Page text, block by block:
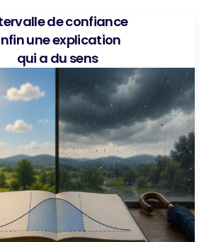
de confiance
une explication
qui a du sens